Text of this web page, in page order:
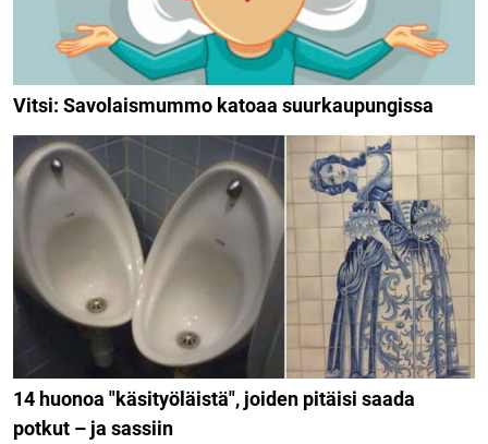
Vitsi: Savolaismummo katoaa suurkaupungissa
14 huonoa "käsityöläistä", joiden pitäisi saada
potkut – ja sassiin